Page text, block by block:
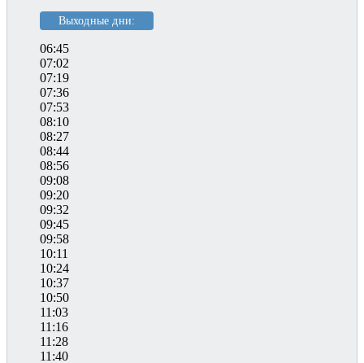
Выходные дни:
06:45
07:02
07:19
07:36
07:53
08:10
08:27
08:44
08:56
09:08
09:20
09:32
09:45
09:58
10:11
10:24
10:37
10:50
11:03
11:16
11:28
11:40